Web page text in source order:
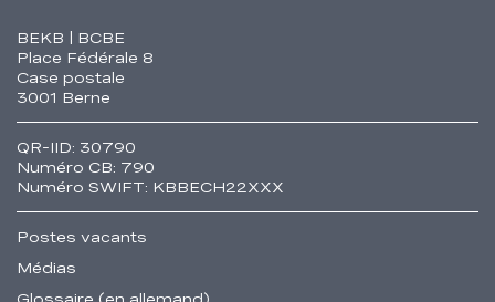
Fusszeile
BEKB | BCBE
Place Fédérale 8
Case postale
3001 Berne
QR-IID: 30790
Numéro CB: 790
Numéro SWIFT: KBBECH22XXX
Postes vacants
Médias
Glossaire (en allemand)